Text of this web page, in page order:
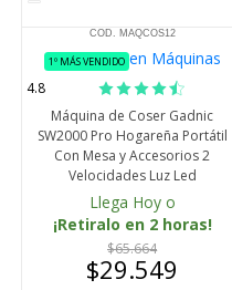
COD. MAQCOS12
1º MÁS VENDIDO en Máquinas
4.8
Máquina de Coser Gadnic
SW2000 Pro Hogareña Portátil
Con Mesa y Accesorios 2
Velocidades Luz Led
Llega Hoy o
¡Retiralo en 2 horas!
$65.664
$29.549